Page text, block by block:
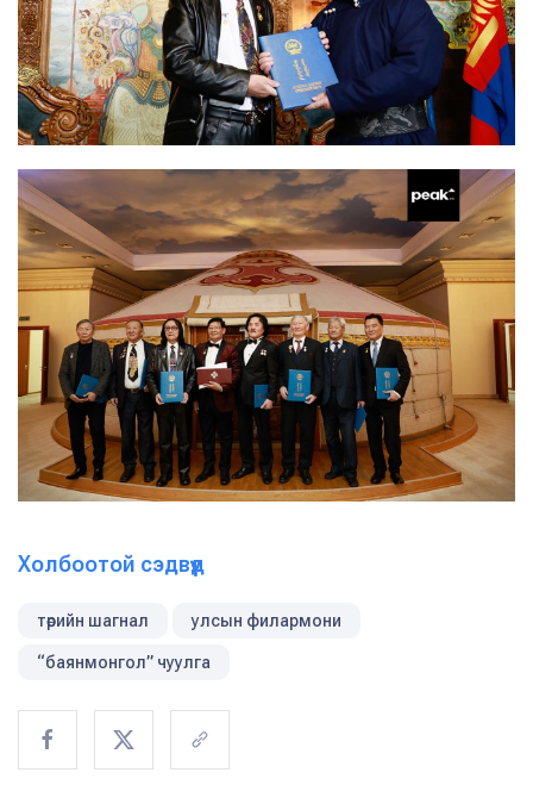
Холбоотой сэдвүүд
төрийн шагнал улсын филармони
“баянмонгол” чуулга